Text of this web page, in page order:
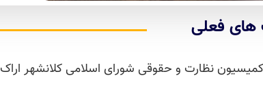
فعلی
نظارت و حقوقی شورای اسلامی کلانشهر اراک